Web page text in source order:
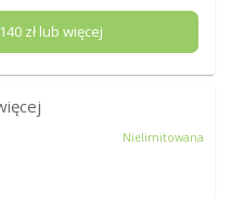
140zł lub więcej
Nielimitowana